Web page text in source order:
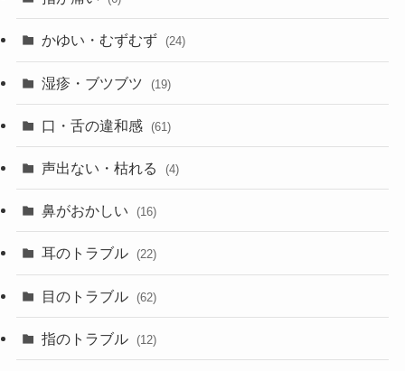
かゆい・むずむず (24)
湿疹・ブツブツ (19)
口・舌の違和感 (61)
声出ない・枯れる (4)
鼻がおかしい (16)
耳のトラブル (22)
目のトラブル (62)
指のトラブル (12)